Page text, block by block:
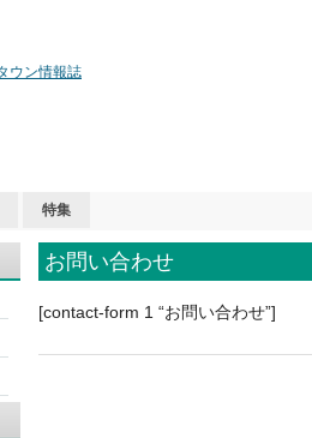
特集
お問い合わせ
[contact-form 1 “お問い合わせ”]